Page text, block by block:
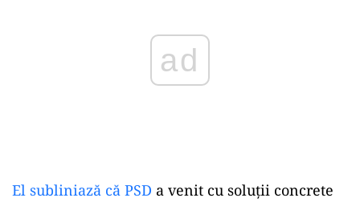
El subliniază că PSD a venit cu soluții concrete